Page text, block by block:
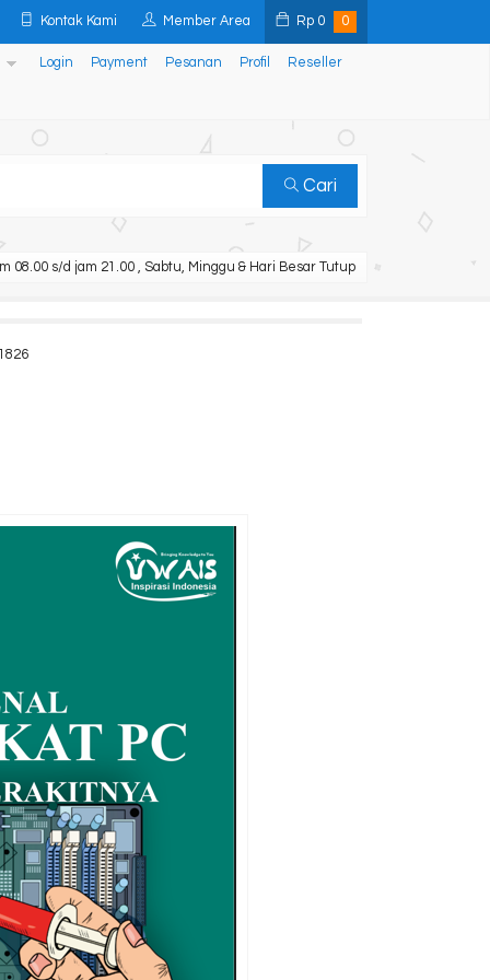
Kontak Kami Member Area Rp 0 0
Login Payment Pesanan Profil Reseller
Cari
08.00 s/d jam 21.00 , Sabtu, Minggu & Hari Besar Tutup